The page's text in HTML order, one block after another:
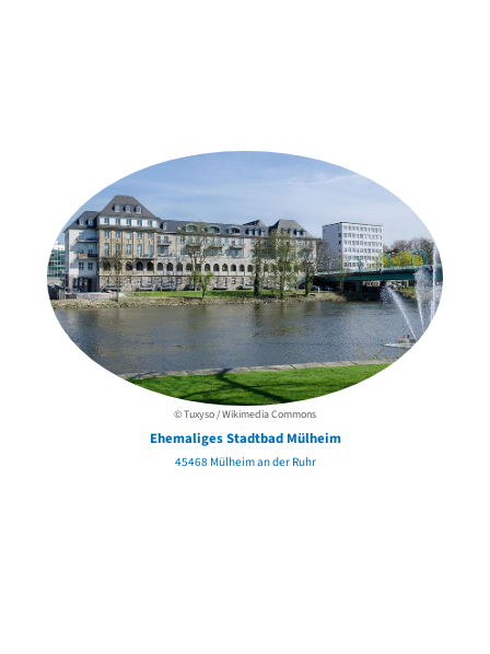
© Tuxyso / Wikimedia Commons
Ehemaliges Stadtbad Mülheim
45468 Mülheim an der Ruhr